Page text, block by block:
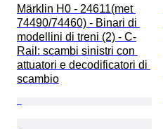
Märklin H0 - 24611(met
74490/74460) - Binari di
modellini di treni (2) - C-
Rail: scambi sinistri con
attuatori e decodificatori di
scambio